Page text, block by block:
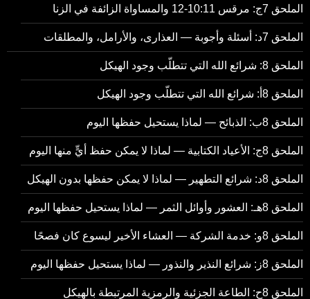
الملحق 7ج: مرقس 10:11-12 والمساواة الزائفة في الزنا
الملحق 7د: أسئلة وأجوبة — العذارى، والأرامل، والمطلقات
الملحق 8: شرائع الله التي تتطلّب وجود الهيكل
الملحق 8أ: شرائع الله التي تتطلّب وجود الهيكل
الملحق 8ب: الذبائح — لماذا يستحيل حفظها اليوم
الملحق 8ج: الأعياد الكتابية — لماذا لا يمكن حفظ أيٍّ منها اليوم
الملحق 8د: شرائع التطهير — لماذا لا يمكن حفظها بدون الهيكل
الملحق 8هـ: العشور وأوائل الثمر — لماذا يستحيل حفظها اليوم
الملحق 8و: خدمة الشركة — العشاء الأخير ليسوع كان فصحًا
الملحق 8ز: شرائع النذير والنذور — لماذا يستحيل حفظها اليوم
الملحق 8ح: الطاعة الجزئية والرمزية المرتبطة بالهيكل